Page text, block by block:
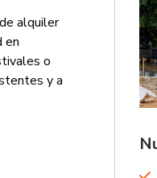
alquiler
en
o
y a